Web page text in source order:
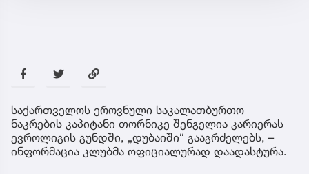
საქართველოს ეროვნული საკალათბურთო
ნაკრების კაპიტანი თორნიკე შენგელია კარიერას
ევროლიგის გუნდში, „დუბაიში“ გააგრძელებს, –
ინფორმაცია კლუბმა ოფიციალურად დაადასტურა.